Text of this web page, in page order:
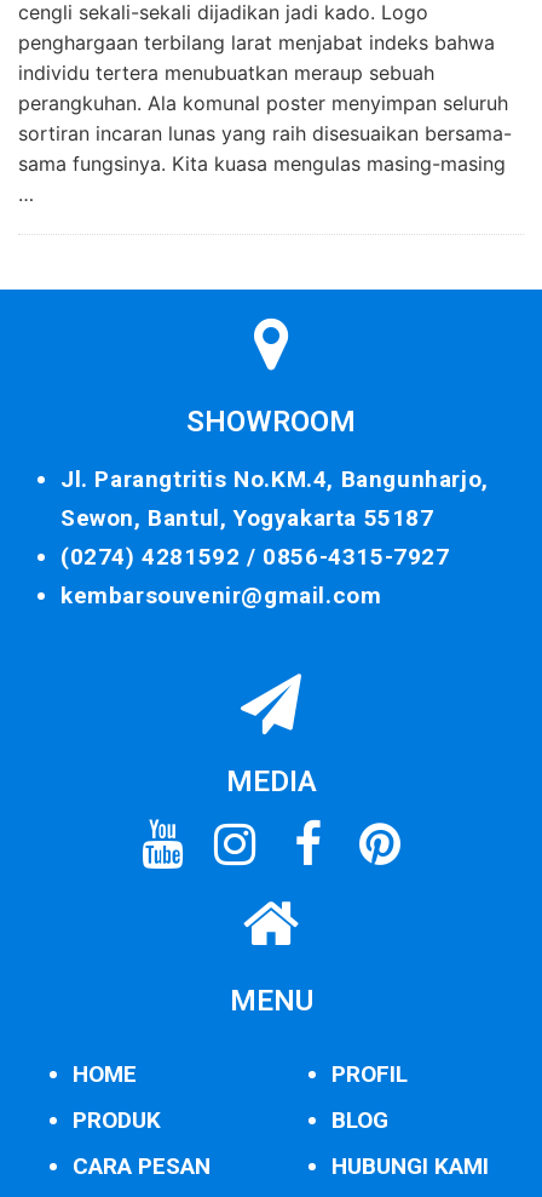
cengli sekali-sekali dijadikan jadi kado. Logo
penghargaan terbilang larat menjabat indeks bahwa
individu tertera menubuatkan meraup sebuah
perangkuhan. Ala komunal poster menyimpan seluruh
sortiran incaran lunas yang raih disesuaikan bersama-
sama fungsinya. Kita kuasa mengulas masing-masing
…
SHOWROOM
Jl. Parangtritis No.KM.4, Bangunharjo,
Sewon, Bantul, Yogyakarta 55187
(0274) 4281592 / 0856-4315-7927
kembarsouvenir@gmail.com
MEDIA
MENU
HOME
PRODUK
CARA PESAN
PROFIL
BLOG
HUBUNGI KAMI